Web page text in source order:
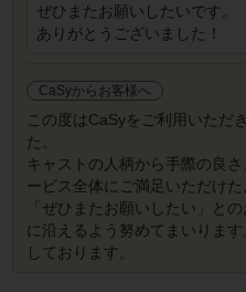
ぜひまたお願いしたいです。
ありがとうございました！
CaSyからお客様へ
この度はCaSyをご利用いただ
た。
キャストの人柄から手際の良
ービス全体にご満足いただけ
「ぜひまたお願いしたい」と
に沿えるよう努めてまいりま
しております。